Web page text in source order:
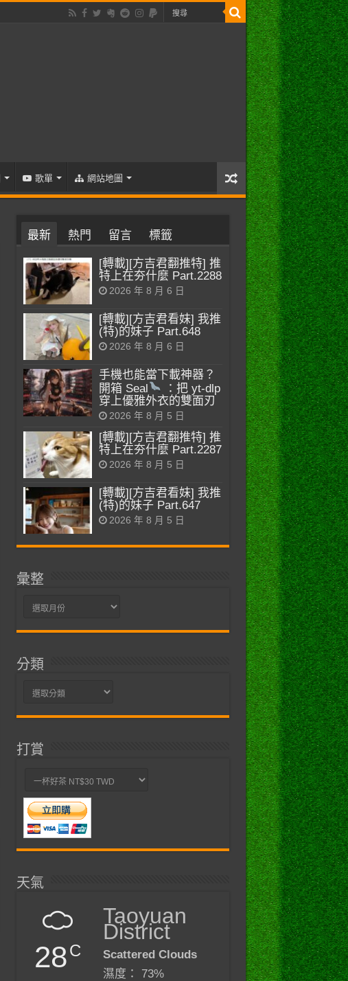
歌單 網站地圖
最新 熱門 留言 標籤
[轉載][方吉君翻推特] 推
特上在夯什麼 Part.2288
2026 年 8 月 6 日
[轉載][方吉君看妹] 我推
(特)的妹子 Part.648
2026 年 8 月 6 日
手機也能當下載神器？
開箱 Seal
：把 yt-dlp
穿上優雅外衣的雙面刃
2026 年 8 月 5 日
[轉載][方吉君翻推特] 推
特上在夯什麼 Part.2287
2026 年 8 月 5 日
[轉載][方吉君看妹] 我推
(特)的妹子 Part.647
2026 年 8 月 5 日
彙整
彙
分類
分
打賞
天氣
28C
Taoyuan
District
Scattered Clouds
濕度： 73%